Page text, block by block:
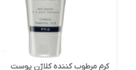
کرم مرطوب کننده کلاژن پوست